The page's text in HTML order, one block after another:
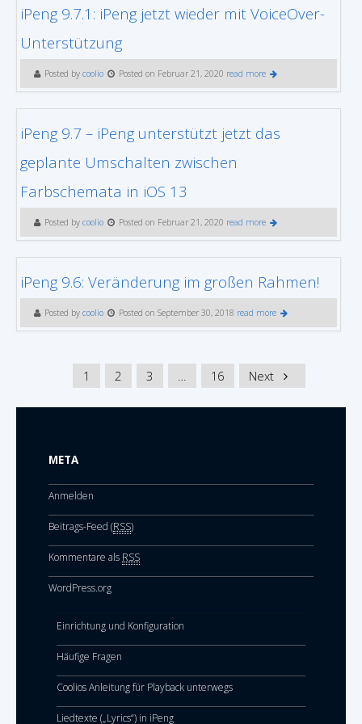
iPeng 9.7.1: iPeng jetzt wieder mit VoiceOver-
Unterstützung
Posted by coolio Posted on Februar 21, 2020 read more
iPeng 9.7 – iPeng unterstützt jetzt das
geplante Umschalten zwischen
Farbschemata in iOS 13
Posted by coolio Posted on Februar 21, 2020 read more
iPeng 9.6: Veränderung im großen Rahmen!
Posted by coolio Posted on September 30, 2018 read more
1 2 3 … 16 Next
META
Anmelden
Beitrags-Feed (RSS)
Kommentare als RSS
WordPress.org
Einrichtung und Konfiguration
Häufige Fragen
Coolios Anleitung für Playback unterwegs
Liedtexte („Lyrics“) in iPeng